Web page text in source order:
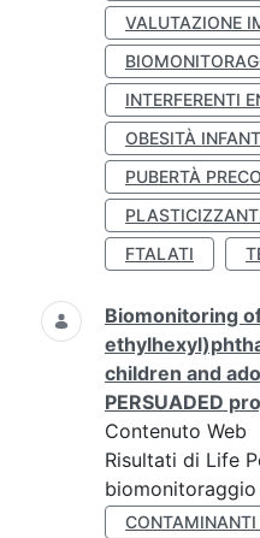
VALUTAZIONE
INTERFERENTI
OBESITÀ
PUBERTÀ
FTALATI
Biomonitoring
children and
PERSUADED
Contenuto Web
Risultati di Life
biomonitoraggio